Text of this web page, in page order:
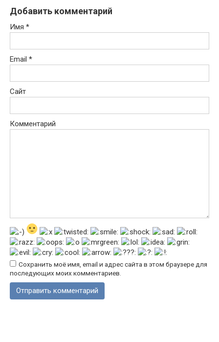
Добавить комментарий
Имя *
Email *
Сайт
Комментарий
Сохранить моё имя, email и адрес сайта в этом браузере для
последующих моих комментариев.